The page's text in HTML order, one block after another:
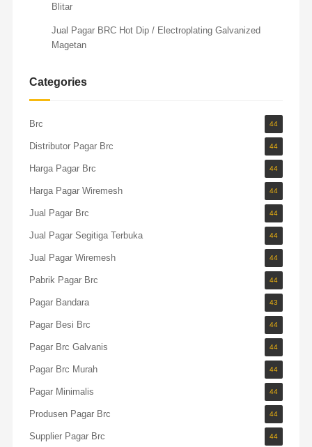
Blitar
Jual Pagar BRC Hot Dip / Electroplating Galvanized
Magetan
Categories
Brc 44
Distributor Pagar Brc 44
Harga Pagar Brc 44
Harga Pagar Wiremesh 44
Jual Pagar Brc 44
Jual Pagar Segitiga Terbuka 44
Jual Pagar Wiremesh 44
Pabrik Pagar Brc 44
Pagar Bandara 43
Pagar Besi Brc 44
Pagar Brc Galvanis 44
Pagar Brc Murah 44
Pagar Minimalis 44
Produsen Pagar Brc 44
Supplier Pagar Brc 44